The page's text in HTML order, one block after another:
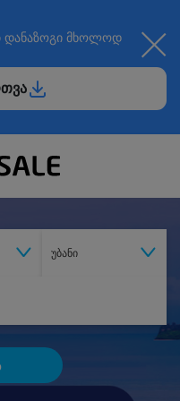
დანაზოგი მხოლოდ
უბანი